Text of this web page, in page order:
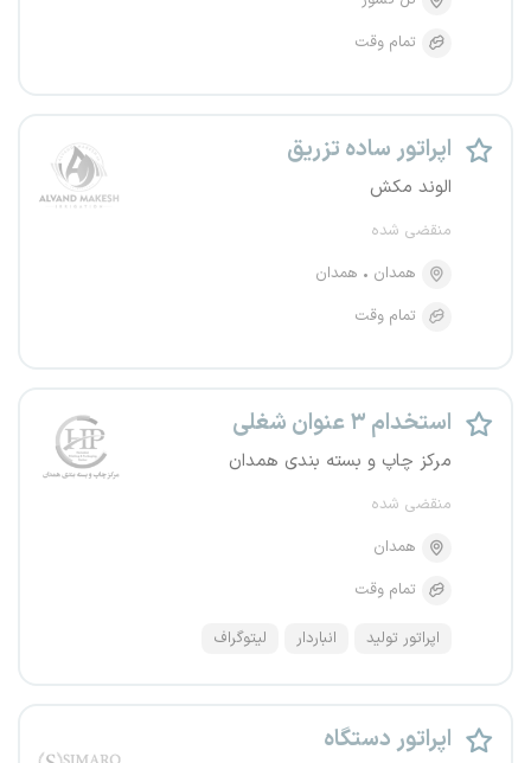
تمام وقت
اپراتور ساده تزریق
الوند مکش
منقضی شده
همدان
همدان
تمام وقت
استخدام ۳ عنوان شغلی
مرکز چاپ و بسته بندی همدان
منقضی شده
همدان
تمام وقت
اپراتور تولید انباردار لیتوگراف
اپراتور دستگاه